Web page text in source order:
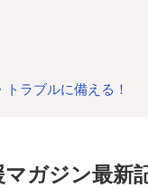
ラブルに備える！
マガジン最新